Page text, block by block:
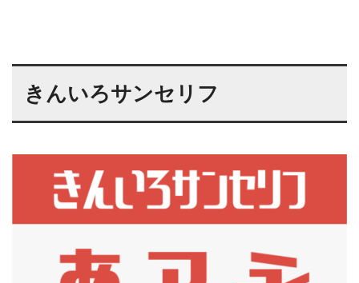
きんいろサンセリフ